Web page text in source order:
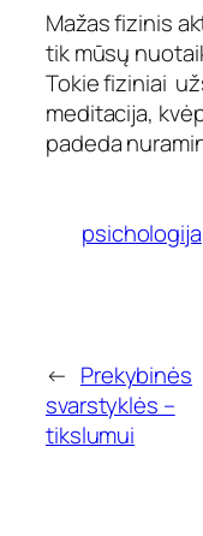
Mažas fizinis
tik mūsų
Tokie fiziniai
meditacija,
padeda
psichologija
← Prekybinės
svarstyklės –
tikslumui